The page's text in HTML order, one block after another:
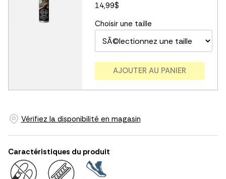
14,99$
Choisir une taille
AJOUTER AU PANIER
Vérifiez la disponibilité en magasin
Caractéristiques du produit